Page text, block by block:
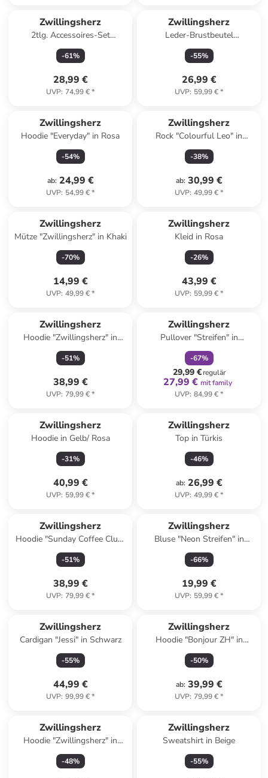
Zwillingsherz
2tlg. Accessoires-Set
"Colorful Hearts" in Schwarz/
Bunt
-61%
28,99 €
UVP: 74,99 €*
Zwillingsherz
Leder-Brustbeutel
"Crossbody" in Silber - (B)23 x
(H)14 cm
-55%
26,99 €
UVP: 59,99 €*
Zwillingsherz
Hoodie "Everyday" in Rosa
-54%
ab: 24,99 €
UVP: 54,99 €*
Zwillingsherz
Rock "Colourful Leo" in
Hellgrün/ Grün/ Pink
-38%
ab: 30,99 €
UVP: 49,99 €*
Zwillingsherz
Mütze "Zwillingsherz" in Khaki
-70%
14,99 €
UVP: 49,99 €*
Zwillingsherz
Kleid in Rosa
-26%
43,99 €
UVP: 59,99 €*
Zwillingsherz
Hoodie "Zwillingsherz" in
Rosa
-51%
38,99 €
UVP: 79,99 €*
Zwillingsherz
Pullover "Streifen" in
Dunkelblau/ Creme
-67%
29,99 €regulär
27,99 € mit family
UVP: 84,99 €*
Zwillingsherz
Hoodie in Gelb/ Rosa
-31%
40,99 €
UVP: 59,99 €*
Zwillingsherz
Top in Türkis
-46%
ab: 26,99 €
UVP: 49,99 €*
Zwillingsherz
Hoodie "Sunday Coffee Club"
in Rosa
-51%
38,99 €
UVP: 79,99 €*
Zwillingsherz
Bluse "Neon Streifen" in
Hellblau/ Weiß/ Grün
-66%
19,99 €
UVP: 59,99 €*
Zwillingsherz
Cardigan "Jessi" in Schwarz
-55%
44,99 €
UVP: 99,99 €*
Zwillingsherz
Hoodie "Bonjour ZH" in
Dunkelblau
-50%
ab: 39,99 €
UVP: 79,99 €*
Zwillingsherz
Hoodie "Zwillingsherz" in
Grün
-48%
Zwillingsherz
Sweatshirt in Beige
-55%